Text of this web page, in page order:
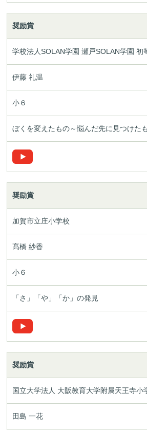
奨励賞
学校法人SOLAN学園瀬戸SOLAN学園 初
伊藤 礼温
小６
ぼくを変えたもの～悩んだ先に見つけた
奨励賞
加賀市立庄小学校
髙橋 紗香
小６
「さ」「や」「か」の発見
奨励賞
国立大学法人 大阪教育大学附属天王寺小
田島 一花